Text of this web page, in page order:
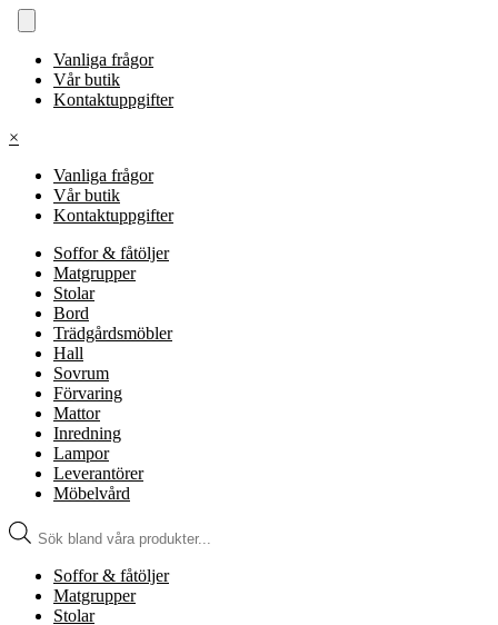
Vanliga frågor
Vår butik
Kontaktuppgifter
×
Vanliga frågor
Vår butik
Kontaktuppgifter
Soffor & fåtöljer
Matgrupper
Stolar
Bord
Trädgårdsmöbler
Hall
Sovrum
Förvaring
Mattor
Inredning
Lampor
Leverantörer
Möbelvård
Produktsökning
Soffor & fåtöljer
Matgrupper
Stolar